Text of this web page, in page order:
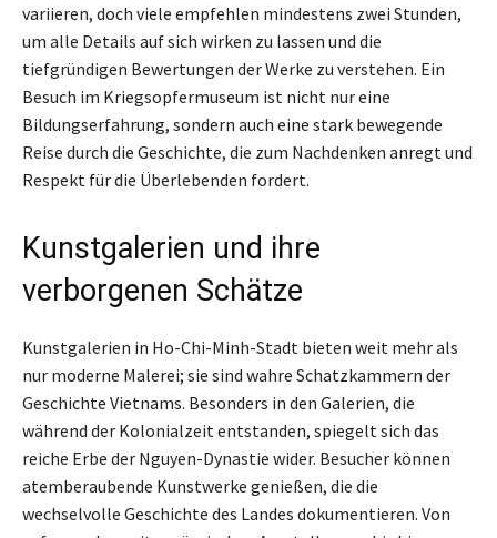
variieren, doch viele empfehlen mindestens zwei Stunden,
um alle Details auf sich wirken zu lassen und die
tiefgründigen Bewertungen der Werke zu verstehen. Ein
Besuch im Kriegsopfermuseum ist nicht nur eine
Bildungserfahrung, sondern auch eine stark bewegende
Reise durch die Geschichte, die zum Nachdenken anregt und
Respekt für die Überlebenden fordert.
Kunstgalerien und ihre
verborgenen Schätze
Kunstgalerien in Ho-Chi-Minh-Stadt bieten weit mehr als
nur moderne Malerei; sie sind wahre Schatzkammern der
Geschichte Vietnams. Besonders in den Galerien, die
während der Kolonialzeit entstanden, spiegelt sich das
reiche Erbe der Nguyen-Dynastie wider. Besucher können
atemberaubende Kunstwerke genießen, die die
wechselvolle Geschichte des Landes dokumentieren. Von